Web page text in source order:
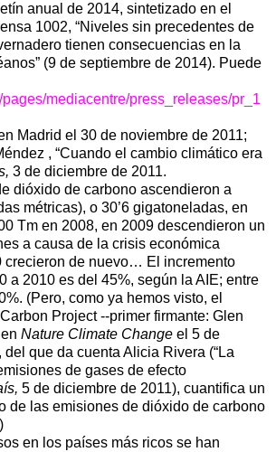
anual de 2014, sintetizado en el
1002, “Niveles sin precedentes de
tienen consecuencias en la
(9 de septiembre de 2014). Puede
mediacentre/press_releases/pr_1
Madrid el 30 de noviembre de 2011;
, “Cuando el cambio climático era
3 de diciembre de 2011.
dióxido de carbono ascendieron a
métricas), o 30’6 gigatoneladas, en
Tm en 2008, en 2009 descendieron un
a causa de la crisis económica
crecieron de nuevo… El incremento
a 2010 es del 45%, según la AIE; entre
(Pero, como ya hemos visto, el
Project --primer firmante: Glen
Nature Climate Change el 5 de
que da cuenta Alicia Rivera (“La
de gases de efecto
5 de diciembre de 2011), cuantifica un
de las emisiones de dióxido de carbono
en los países más ricos se han